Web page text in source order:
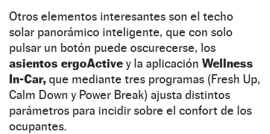
Otros elementos interesantes son el techo
solar panorámico inteligente, que con solo
pulsar un botón puede oscurecerse, los
asientos ergoActive y la aplicación Wellness
In-Car, que mediante tres programas (Fresh Up,
Calm Down y Power Break) ajusta distintos
parámetros para incidir sobre el confort de los
ocupantes.